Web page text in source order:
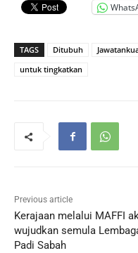
TAGS Ditubuh
untuk tingkatkan
Previous article
Kerajaan melalui MAFFI
wujudkan semula
Padi Sabah